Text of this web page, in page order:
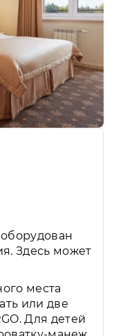
Здесь может
места
или две
Для детей